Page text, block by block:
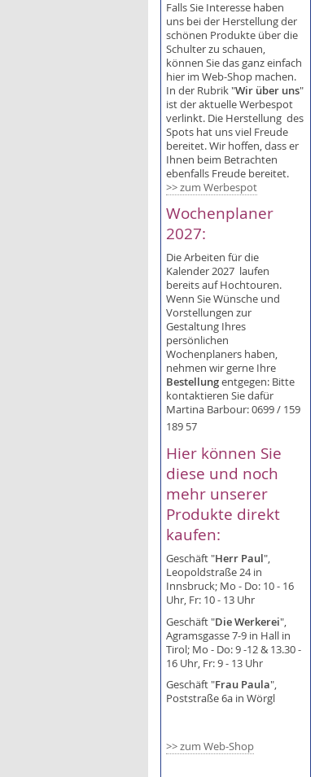
Falls Sie Interesse haben
uns bei der Herstellung der
schönen Produkte über die
Schulter zu schauen,
können Sie das ganz einfach
hier im Web-Shop machen.
In der Rubrik "Wir über uns"
ist der aktuelle Werbespot
verlinkt. Die Herstellung des
Spots hat uns viel Freude
bereitet. Wir hoffen, dass er
Ihnen beim Betrachten
ebenfalls Freude bereitet.
>> zum Werbespot
Wochenplaner
2027:
Die Arbeiten für die
Kalender 2027 laufen
bereits auf Hochtouren.
Wenn Sie Wünsche und
Vorstellungen zur
Gestaltung Ihres
persönlichen
Wochenplaners haben,
nehmen wir gerne Ihre
Bestellungentgegen: Bitte
kontaktieren Sie dafür
Martina Barbour: 0699 / 159
189 57
Hier können Sie
diese und noch
mehr unserer
Produkte direkt
kaufen:
Geschäft "Herr Paul",
Leopoldstraße 24 in
Innsbruck; Mo - Do: 10 - 16
Uhr, Fr: 10 - 13 Uhr
Geschäft "Die Werkerei",
Agramsgasse 7-9 in Hall in
Tirol; Mo - Do: 9 -12 & 13.30 -
16 Uhr, Fr: 9 - 13 Uhr
Geschäft "Frau Paula",
Poststraße 6a in Wörgl
>> zum Web-Shop